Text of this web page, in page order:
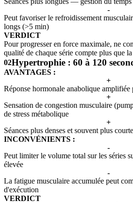
-
Peut favoriser le refroidissement
longs (>5 min)
VERDICT
Pour progresser en force maximale, ne
qualité de chaque série compte plus que
02Hypertrophie : 60 à 120
AVANTAGES :
+
Réponse hormonale anabolique amplifiée
+
Sensation de congestion musculaire
de stress métabolique
+
Séances plus denses et souvent plus
INCONVÉNIENTS :
-
Peut limiter le volume total sur les séries
élevée
-
La fatigue musculaire accumulée peut
d'exécution
VERDICT